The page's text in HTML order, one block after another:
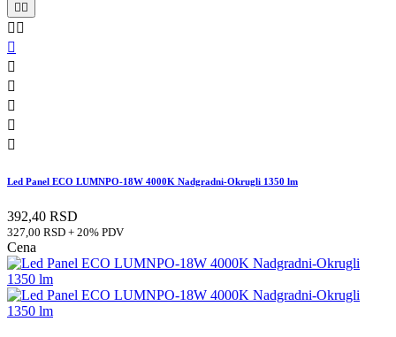
 
 






Led Panel ECO LUMNPO-18W 4000K Nadgradni-Okrugli 1350 lm
392,40 RSD
327,00 RSD + 20% PDV
Cena